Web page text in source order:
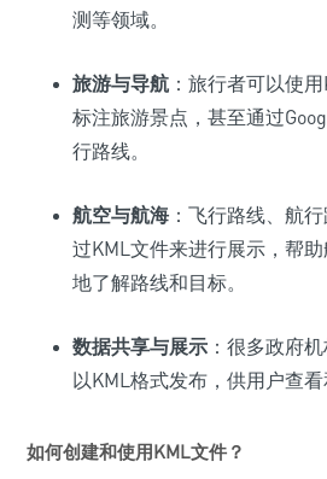
测等领域。
旅游与导航 ：旅行者可以使
标注旅游景点，甚至通过
行路线。
航空与航海 ：飞行路线、航
过KML文件来进行展示，帮
地了解路线和目标。
数据共享与展示 ：很多政府
以KML格式发布，供用户查看
如何创建和使用KML文件？